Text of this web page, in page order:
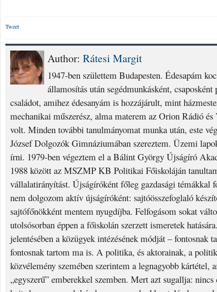
Tweet
Author: Rátesi Margit
1947-ben születtem Budapesten. Édesapám
államosítás után segédmunkásként,
családot, amihez édesanyám is hozzájárult, mint
mechanikai műszerész, alma materem az Orion Rádió
volt. Minden további tanulmányomat munka után, este
József Dolgozók Gimnáziumában szereztem. Üzemi
írni. 1979-ben végeztem el a Bálint György Újságíró
1988 között az MSZMP KB Politikai Főiskoláján
vállalatirányítást. Újságíróként főleg gazdasági témákkal
nem dolgozom aktív újságíróként: sajtóösszefoglaló
sajtófőnökként mentem nyugdíjba. Felfogásom sokat
utolsósorban éppen a főiskolán szerzett ismeretek
jelentésében a közügyek intézésének módját – fontosnak
fontosnak tartom ma is. A politika, és aktorainak, a
közvélemény szemében szerintem a legnagyobb kártétel,
„egyszerű” emberekkel szemben. Mert azt sugallja: nincs